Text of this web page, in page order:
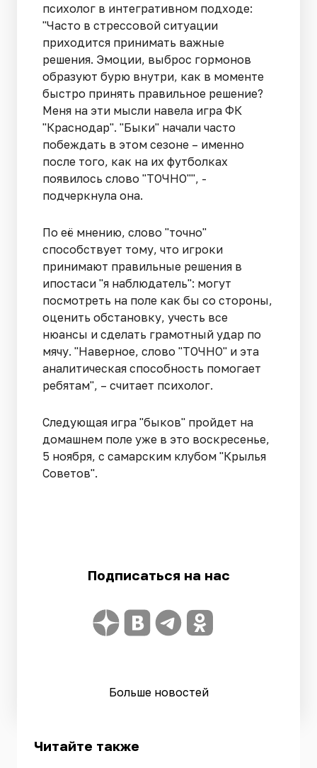
психолог в интегративном подходе:
"Часто в стрессовой ситуации
приходится принимать важные
решения. Эмоции, выброс гормонов
образуют бурю внутри, как в моменте
быстро принять правильное решение?
Меня на эти мысли навела игра ФК
"Краснодар". "Быки" начали часто
побеждать в этом сезоне – именно
после того, как на их футболках
появилось слово "ТОЧНО"", -
подчеркнула она.
По её мнению, слово "точно"
способствует тому, что игроки
принимают правильные решения в
ипостаси "я наблюдатель": могут
посмотреть на поле как бы со стороны,
оценить обстановку, учесть все
нюансы и сделать грамотный удар по
мячу. "Наверное, слово "ТОЧНО" и эта
аналитическая способность помогает
ребятам", – считает психолог.
Следующая игра "быков" пройдет на
домашнем поле уже в это воскресенье,
5 ноября, с самарским клубом "Крылья
Советов".
Подписаться на нас
Больше новостей
Читайте также